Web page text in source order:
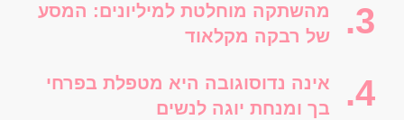
מהשתקה מוחלטת למיליונים: המסע
של רבקה מקלאוד
אינה נדוסוגובה היא מטפלת בפרחי
בך ומנחת יוגה לנשים